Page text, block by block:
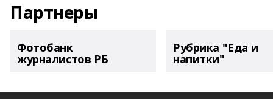
Партнеры
Фотобанк
журналистов РБ
Рубрика "Еда и
напитки"